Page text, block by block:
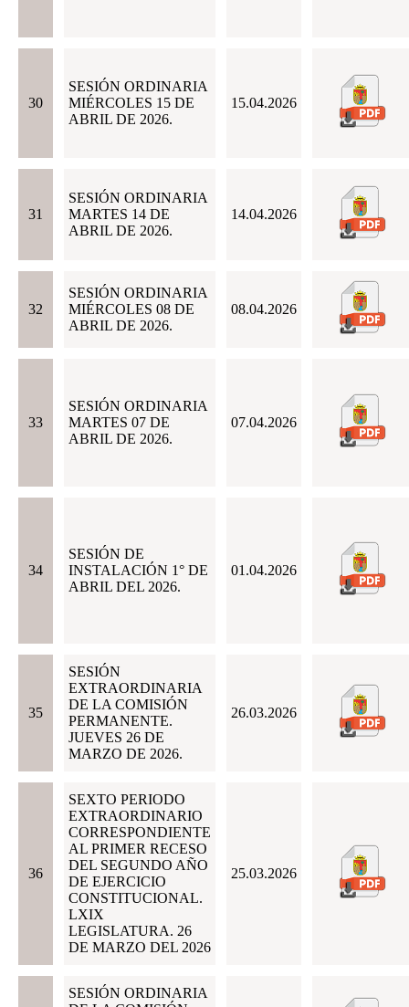
30
SESIÓN ORDINARIA
MIÉRCOLES 15 DE
ABRIL DE 2026.
15.04.2026
31
SESIÓN ORDINARIA
MARTES 14 DE
ABRIL DE 2026.
14.04.2026
32
SESIÓN ORDINARIA
MIÉRCOLES 08 DE
ABRIL DE 2026.
08.04.2026
33
SESIÓN ORDINARIA
MARTES 07 DE
ABRIL DE 2026.
07.04.2026
34
SESIÓN DE
INSTALACIÓN 1° DE
ABRIL DEL 2026.
01.04.2026
35
SESIÓN
EXTRAORDINARIA
DE LA COMISIÓN
PERMANENTE.
JUEVES 26 DE
MARZO DE 2026.
26.03.2026
36
SEXTO PERIODO
EXTRAORDINARIO
CORRESPONDIENTE
AL PRIMER RECESO
DEL SEGUNDO AÑO
DE EJERCICIO
CONSTITUCIONAL.
LXIX
LEGISLATURA. 26
DE MARZO DEL 2026
25.03.2026
SESIÓN ORDINARIA